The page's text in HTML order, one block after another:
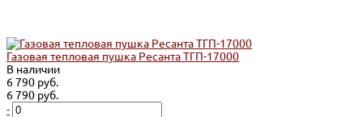
Газовая тепловая пушка Ресанта ТГП-17000
В наличии
6 790 руб.
6 790 руб.
-